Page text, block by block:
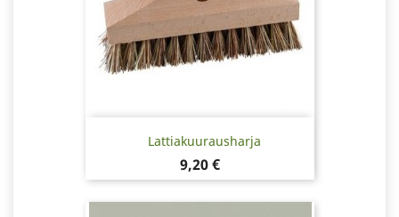
Lattiakuurausharja
Hinta
9,20 €